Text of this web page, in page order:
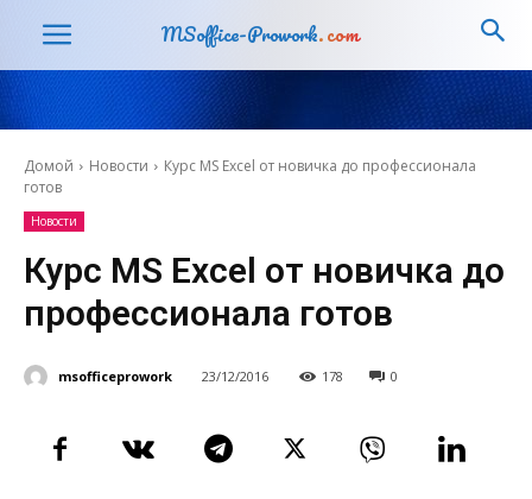
MSoffice-Prowork.com
Домой Новости
Курс MS Excel от новичка до профессионала
готов
Новости
Курс MS Excel от новичка до
профессионала готов
msofficeprowork 23/12/2016 178 0